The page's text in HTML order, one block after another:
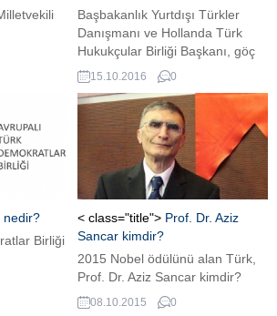
Başbakanlık Yurtdışı Türkler
Danışmanı ve Hollanda Türk
Hukukçular Birliği Başkanı, göç
ve '63 Ankara Anlaşması
konularında uzman Av. Ejder
Köse kimdir?
15.10.2016 0
nedir?
Birliği
< class="title"> Prof. Dr. Aziz
Sancar kimdir?
2015 Nobel ödülünü alan Türk,
Prof. Dr. Aziz Sancar kimdir?
08.10.2015 0